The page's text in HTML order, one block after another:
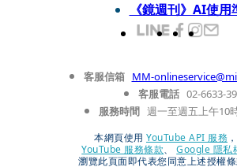
《鏡週刊》AI使用
客服信箱 MM-
客服電話 02-6633-
服務時間 週一至週五上午10
本網頁使用 YouTube API 服務
YouTube 服務條款、
Google 隱私
瀏覽此頁面即代表您同意上述授權